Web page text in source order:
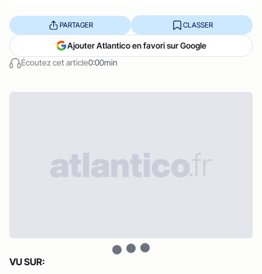
Écoutez cet article0:00min
PARTAGER CLASSER
Ajouter Atlantico en favori sur Google
VU SUR: